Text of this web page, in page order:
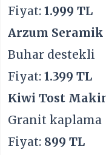
Fiyat:1.999 TL
Arzum Seramik
Buhar destekli
Fiyat:1.399 TL
Kiwi Tost
Granit kaplama
Fiyat: 899 TL